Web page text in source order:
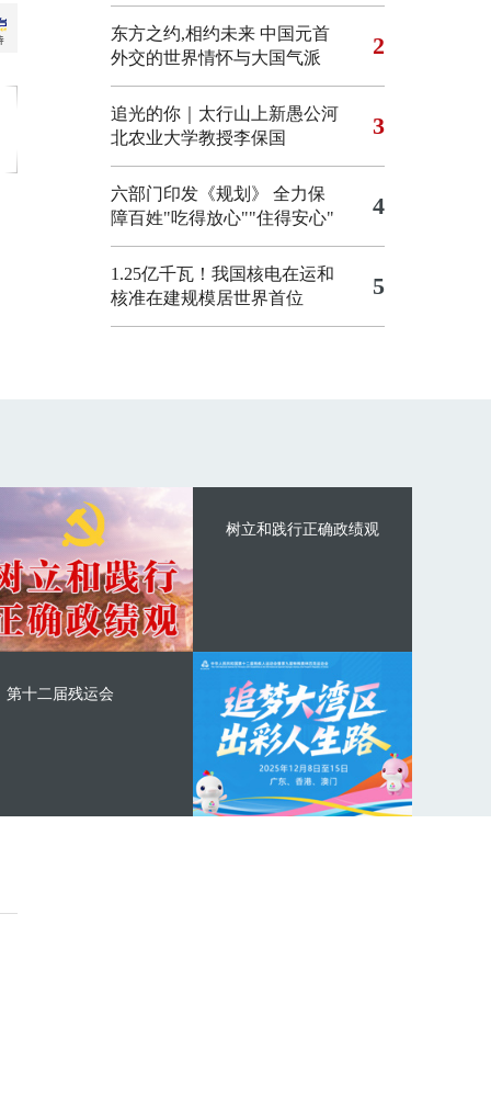
东方之约,相约未来 中国元首
外交的世界情怀与大国气派
2
追光的你｜太行山上新愚公河
北农业大学教授李保国
3
六部门印发《规划》 全力保
障百姓"吃得放心""住得安心"
4
1.25亿千瓦！我国核电在运和
核准在建规模居世界首位
5
树立和践行正确政绩观
第十二届残运会